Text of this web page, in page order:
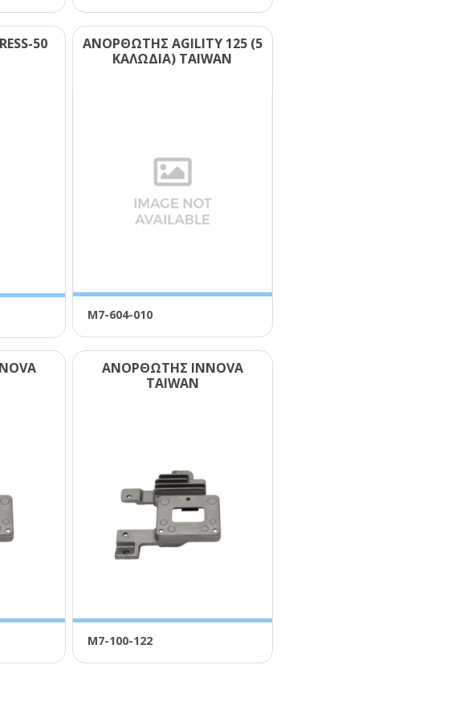
50
ΑΝΟΡΘΩΤΗΣ ΑGΙLΙΤΥ 125 (5
ΚΑΛΩΔΙΑ) ΤΑΙWΑΝ
Μ7-604-010
ΑΝΟΡΘΩΤΗΣ ΙΝΝΟVΑ
ΤΑΙWΑΝ
Μ7-100-122